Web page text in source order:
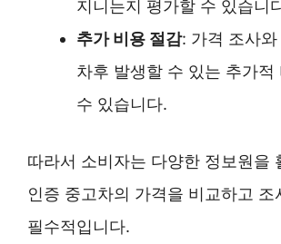
지니는지 평가할 수 있습니
추가 비용 절감: 가격 조사
차후 발생할 수 있는 추가적
수 있습니다.
따라서 소비자는 다양한 정보원을
인증 중고차의 가격을 비교하고 조
필수적입니다.